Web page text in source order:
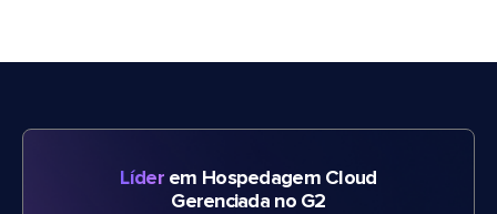
Líderem Hospedagem Cloud
Gerenciada no G2